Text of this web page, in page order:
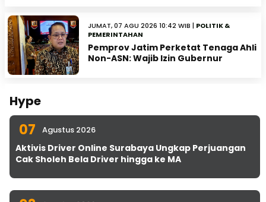
JUMAT, 07 AGU 2026 10:42 WIB | POLITIK &
PEMERINTAHAN
Pemprov Jatim Perketat Tenaga Ahli
Non-ASN: Wajib Izin Gubernur
Hype
07 Agustus 2026
Aktivis Driver Online Surabaya Ungkap Perjuangan
Cak Sholeh Bela Driver hingga ke MA